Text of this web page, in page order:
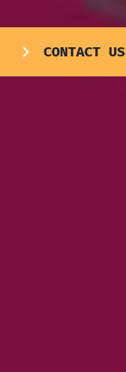
CONTACT US